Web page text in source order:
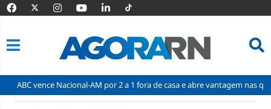
Nacional-AM por 2 a 1 fora de casa e abre vantagem nas quartas
Pular